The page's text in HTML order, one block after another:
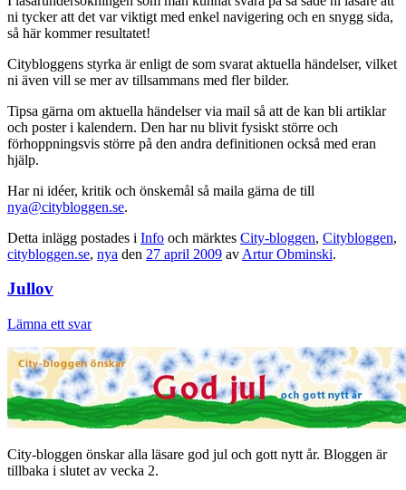
ni tycker att det var viktigt med enkel navigering och en snygg sida,
så här kommer resultatet!
Citybloggens styrka är enligt de som svarat aktuella händelser, vilket
ni även vill se mer av tillsammans med fler bilder.
Tipsa gärna om aktuella händelser via mail så att de kan bli artiklar
och poster i kalendern. Den har nu blivit fysiskt större och
förhoppningsvis större på den andra definitionen också med eran
hjälp.
Har ni idéer, kritik och önskemål så maila gärna de till
nya@citybloggen.se.
Detta inlägg postades i Info och märktes City-bloggen, Citybloggen,
citybloggen.se, nya den 27 april 2009 av Artur Obminski.
Jullov
Lämna ett svar
City-bloggen önskar alla läsare god jul och gott nytt år. Bloggen är
tillbaka i slutet av vecka 2.